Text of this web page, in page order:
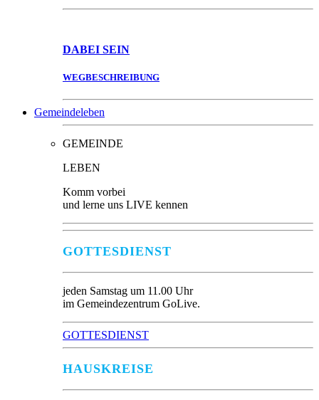
DABEI SEIN
WEGBESCHREIBUNG
Gemeindeleben
GEMEINDE
LEBEN
Komm vorbei
und lerne uns LIVE kennen
GOTTESDIENST
jeden Samstag um 11.00 Uhr
im Gemeindezentrum GoLive.
GOTTESDIENST
HAUSKREISE